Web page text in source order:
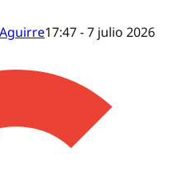
17:47 - 7 julio 2026